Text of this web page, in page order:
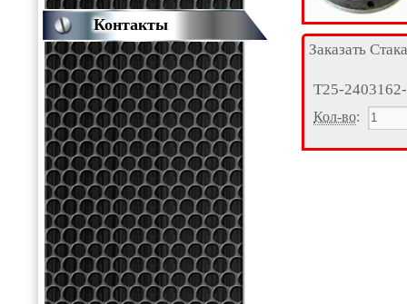
Заказать
Т25-
Кол-во:
Контакты